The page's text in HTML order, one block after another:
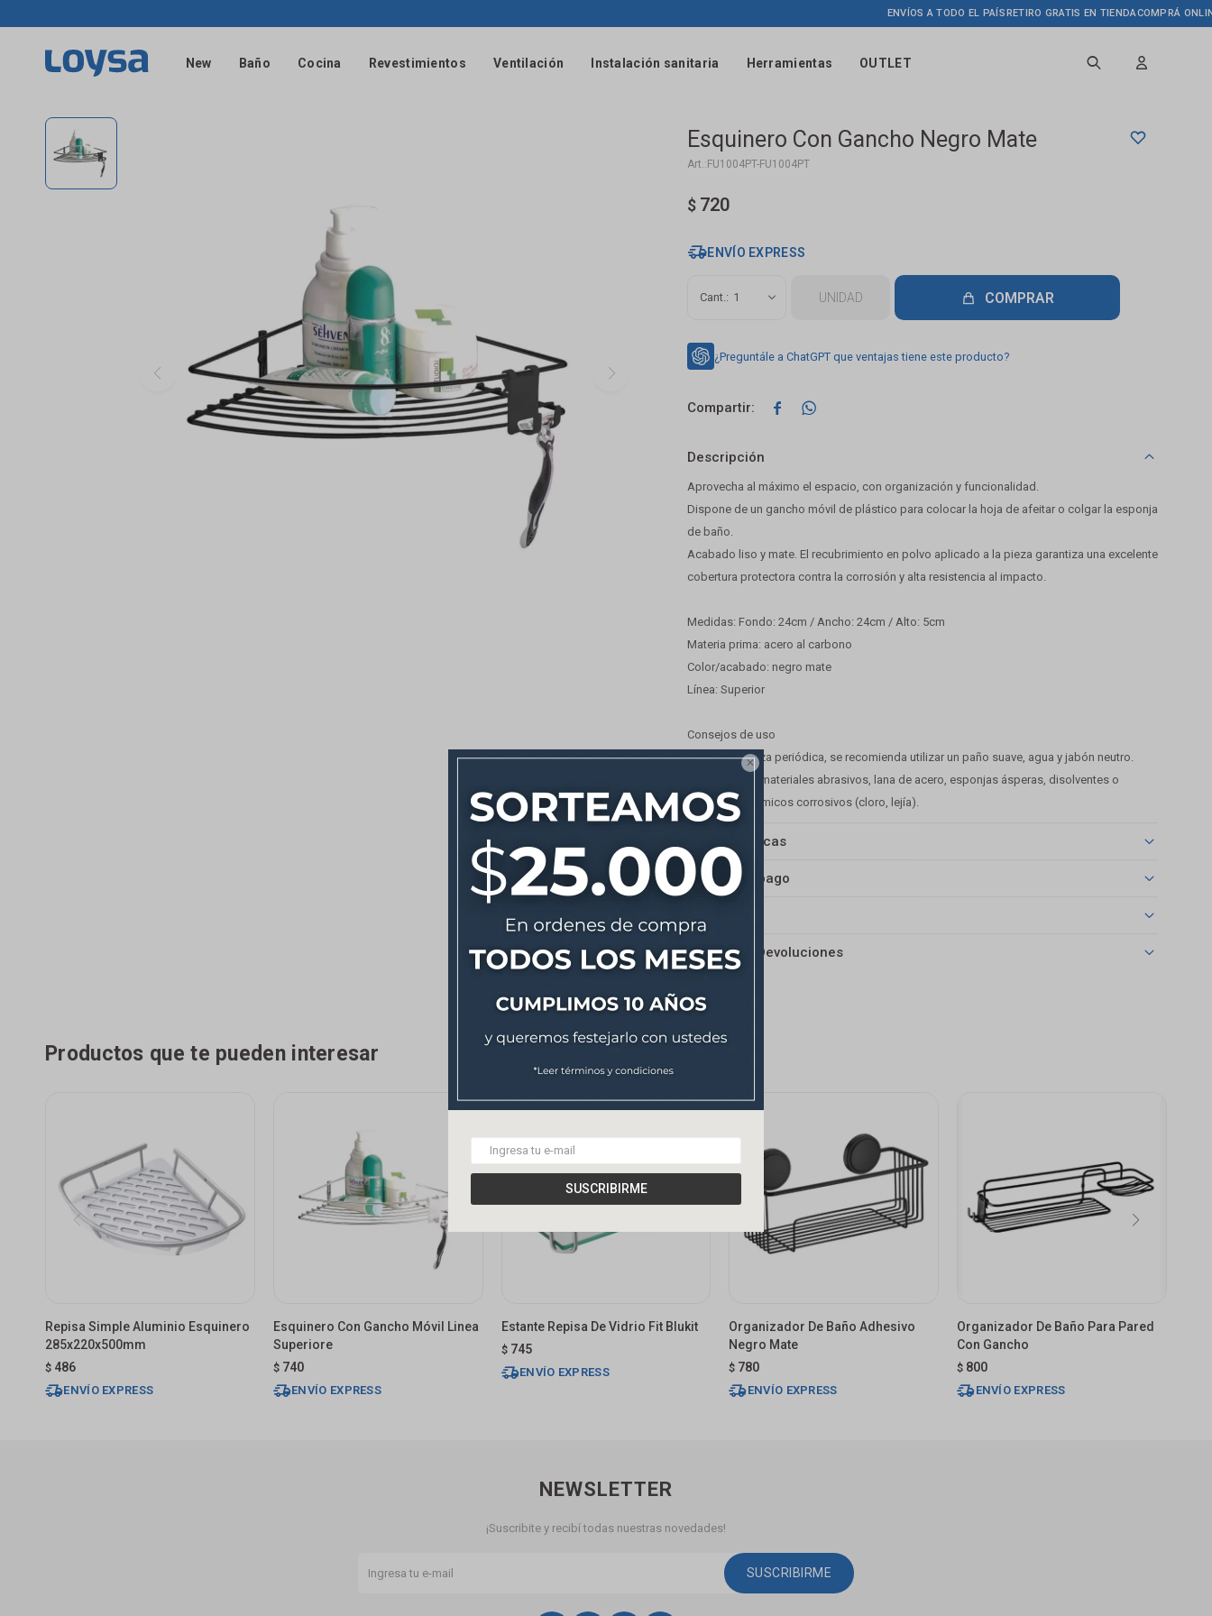

SUSCRIBIRME
New Baño Cocina Revestimientos Ventilación Instalación sanitaria Herramientas OUTLET
ENVÍOS A TODO EL PAÍS RETIRO GRATIS EN TIENDACOMPRÁ ONLINE
Esquinero Con Gancho Negro Mate
FU1004PT-FU1004PT
$ 720
ENVÍO EXPRESS
1 UNIDAD COMPRAR
¿Preguntále a ChatGPT que ventajas tiene este producto?
 
Descripción
Aprovecha al máximo el espacio, con organización y funcionalidad.
Dispone de un gancho móvil de plástico para colocar la hoja de afeitar o colgar la esponja
de baño.
Acabado liso y mate. El recubrimiento en polvo aplicado a la pieza garantiza una excelente
cobertura protectora contra la corrosión y alta resistencia al impacto.
Medidas: Fondo: 24cm / Ancho: 24cm / Alto: 5cm
Materia prima: acero al carbono
Color/acabado: negro mate
Línea: Superior
Consejos de uso
-Para la limpieza periódica, se recomienda utilizar un paño suave, agua y jabón neutro.
-Nunca utilice materiales abrasivos, lana de acero, esponjas ásperas, disolventes o
productos químicos corrosivos (cloro, lejía).
Características
Medios de pago
Cambios y Devoluciones
Productos que te pueden interesar
Repisa Simple Aluminio Esquinero
285x220x500mm
$ 486
ENVÍO EXPRESS
Esquinero Con Gancho Móvil Linea
Superiore
$ 740
ENVÍO EXPRESS
Estante Repisa De Vidrio Fit Blukit
$ 745
ENVÍO EXPRESS
Organizador De Baño Adhesivo
Negro Mate
$ 780
ENVÍO EXPRESS
Organizador De Baño Para Pared
Con Gancho
$ 800
ENVÍO EXPRESS
NEWSLETTER
¡Suscribite y recibí todas nuestras novedades!
SUSCRIBIRME